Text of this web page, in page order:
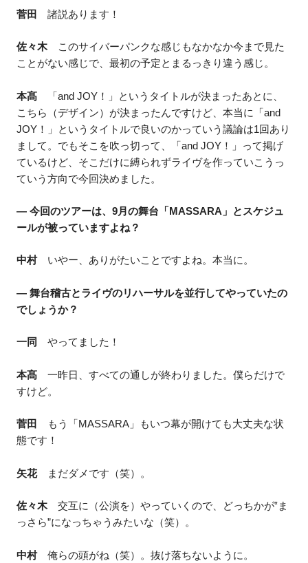
菅田 諸説あります！
佐々木このサイバーパンクな感じもなかなか今まで見た
ことがない感じで、最初の予定とまるっきり違う感じ。
本髙 「and JOY！」というタイトルが決まったあとに、
こちら（デザイン）が決まったんですけど、本当に「and
JOY！」というタイトルで良いのかっていう議論は1回あり
まして。でもそこを吹っ切って、「and JOY！」って掲げ
ているけど、そこだけに縛られずライヴを作っていこうっ
ていう方向で今回決めました。
― 今回のツアーは、9月の舞台「MASSARA」とスケジュ
ールが被っていますよね？
中村いやー、ありがたいことですよね。本当に。
― 舞台稽古とライヴのリハーサルを並行してやっていたの
でしょうか？
一同 やってました！
本髙 一昨日、すべての通しが終わりました。僕らだけで
すけど。
菅田
もう「MASSARA」もいつ幕が開けても大丈夫な状
態です！
矢花まだダメです（笑）。
佐々木交互に（公演を）やっていくので、どっちかが‟ま
っさら”になっちゃうみたいな（笑）。
中村俺らの頭がね（笑）。抜け落ちないように。